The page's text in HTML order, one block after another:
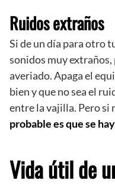
Ruidos extraños
Si de un día para otro
sonidos muy
averiado. Apaga el
bien y que no sea el
entre la vajilla. Pero si
probable es que se
Vida útil de